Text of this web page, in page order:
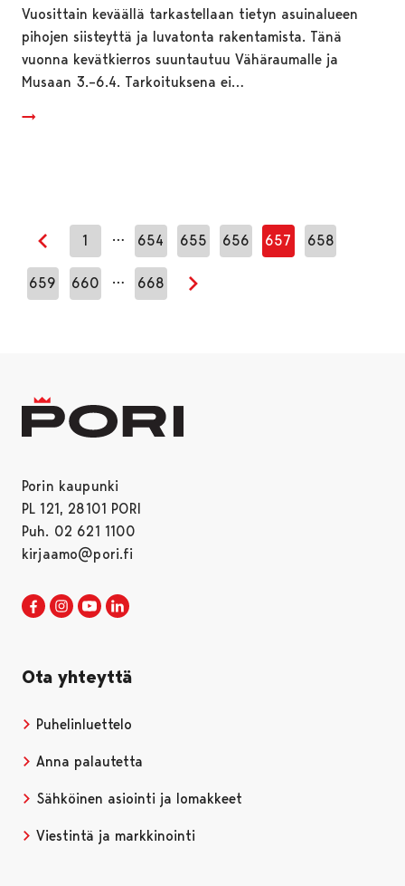
Vuosittain keväällä tarkastellaan tietyn asuinalueen
pihojen siisteyttä ja luvatonta rakentamista. Tänä
vuonna kevätkierros suuntautuu Vähäraumalle ja
Musaan 3.–6.4. Tarkoituksena ei…
Edellinen sivu
1 … 654 655 656 657 658
659 660 … 668
Seuraava sivu
Porin kaupunki
PL 121, 28101 PORI
Puh. 02 621 1100
kirjaamo@pori.fi
Porin kaupunki Facebookissa
Avautuu uudessa välilehdessä
Porin kaupunki Instagramissa
Avautuu uudessa välilehdessä
Porin kaupunki Youtubessa
Avautuu uudessa välilehdessä
Ota yhteyttä
Puhelinluettelo
Anna palautetta
Sähköinen asiointi ja lomakkeet
Viestintä ja markkinointi